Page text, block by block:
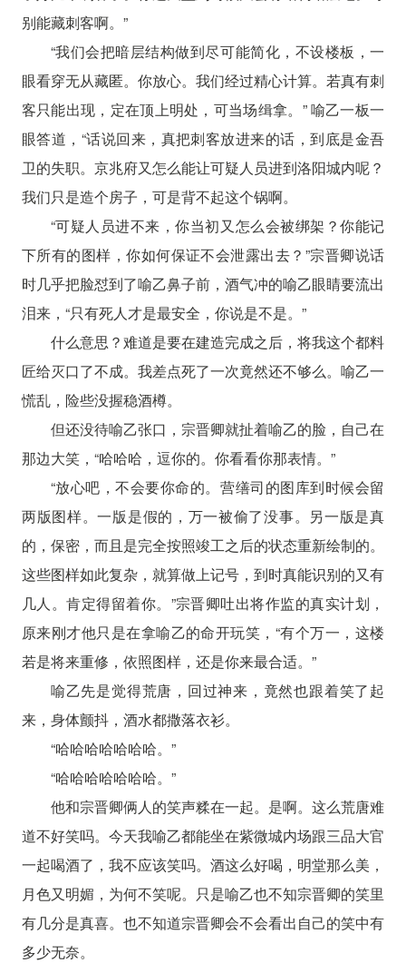
别能藏刺客啊。”
“我们会把暗层结构做到尽可能简化，不设楼板，一
眼看穿无从藏匿。你放心。我们经过精心计算。若真有刺
客只能出现，定在顶上明处，可当场缉拿。” 喻乙一板一
眼答道，“话说回来，真把刺客放进来的话，到底是金吾
卫的失职。京兆府又怎么能让可疑人员进到洛阳城内呢？
我们只是造个房子，可是背不起这个锅啊。
“可疑人员进不来，你当初又怎么会被绑架？你能记
下所有的图样，你如何保证不会泄露出去？”宗晋卿说话
时几乎把脸怼到了喻乙鼻子前，酒气冲的喻乙眼睛要流出
泪来，“只有死人才是最安全，你说是不是。”
什么意思？难道是要在建造完成之后，将我这个都料
匠给灭口了不成。我差点死了一次竟然还不够么。喻乙一
慌乱，险些没握稳酒樽。
但还没待喻乙张口，宗晋卿就扯着喻乙的脸，自己在
那边大笑，“哈哈哈，逗你的。你看看你那表情。”
“放心吧，不会要你命的。营缮司的图库到时候会留
两版图样。一版是假的，万一被偷了没事。另一版是真
的，保密，而且是完全按照竣工之后的状态重新绘制的。
这些图样如此复杂，就算做上记号，到时真能识别的又有
几人。肯定得留着你。”宗晋卿吐出将作监的真实计划，
原来刚才他只是在拿喻乙的命开玩笑，“有个万一，这楼
若是将来重修，依照图样，还是你来最合适。”
喻乙先是觉得荒唐，回过神来，竟然也跟着笑了起
来，身体颤抖，酒水都撒落衣衫。
“哈哈哈哈哈哈哈。”
“哈哈哈哈哈哈哈。”
他和宗晋卿俩人的笑声糅在一起。是啊。这么荒唐难
道不好笑吗。今天我喻乙都能坐在紫微城内场跟三品大官
一起喝酒了，我不应该笑吗。酒这么好喝，明堂那么美，
月色又明媚，为何不笑呢。只是喻乙也不知宗晋卿的笑里
有几分是真喜。也不知道宗晋卿会不会看出自己的笑中有
多少无奈。